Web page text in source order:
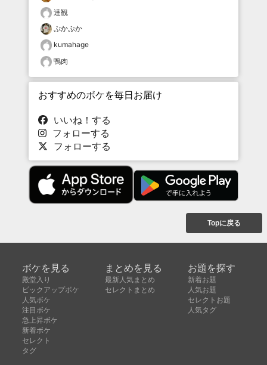
達観
ぷかぷか
kumahage
鴨肉
おすすめのボケを毎日お届け
いいね！する
フォローする
フォローする
Topに戻る
ボケを見る
殿堂入り
ピックアップボケ
人気ボケ
注目ボケ
急上昇ボケ
新着ボケ
セレクト
タグ
まとめを見る
最新人気まとめ
セレクトまとめ
お題を探す
新着お題
人気お題
セレクトお題
人気タグ